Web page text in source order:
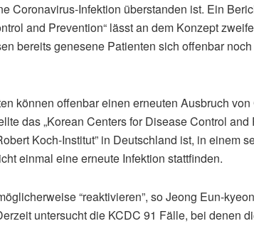
Coronavirus-Infektion überstanden ist. Ein
and Prevention“ lässt an dem Konzept
bereits genesene Patienten sich offenbar
können offenbar einen erneuten Ausbruch
das „Korean Centers for Disease Control and
Koch-Institut” in Deutschland ist, in einem
einmal eine erneute Infektion stattfinden.
“reaktivieren”, so Jeong Eun-
untersucht die KCDC 91 Fälle, bei denen